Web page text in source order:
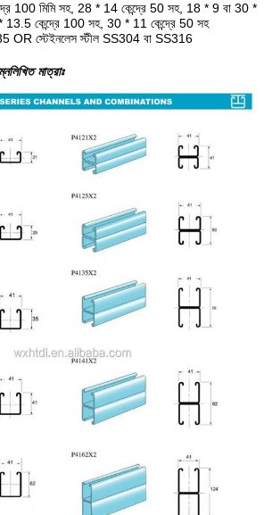
100 মিমি সহ, 28 * 14 কেন্দ্রে 50 সহ, 18 * 9 বা 30 *
13.5 কেন্দ্রে 100 সহ, 30 * 11 কেন্দ্রে 50 সহ
OR স্টেইনলেস স্টীল SS304 বা SS316
মাত্রাঃ